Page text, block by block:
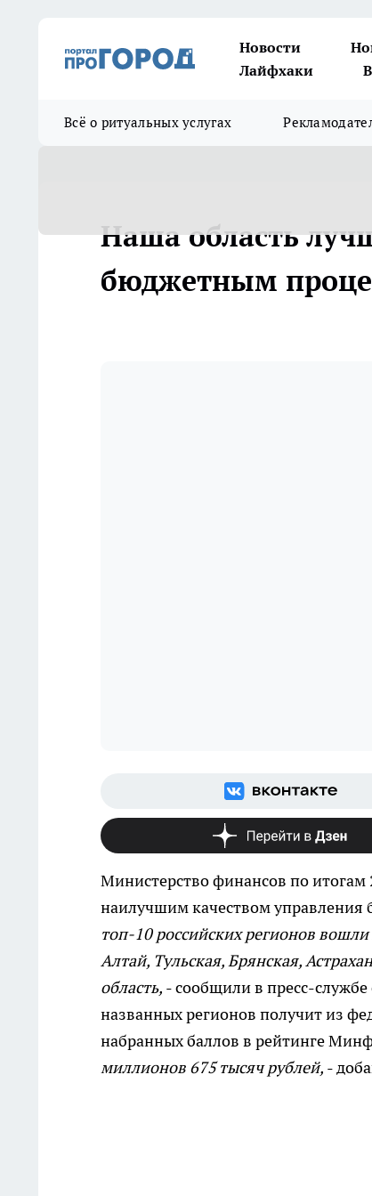
Новости
Лайфхаки
Всё о ритуальных услугах
Наша область
бюджетным
Министерство финансов по итогам
наилучшим качеством
топ-10 российских регионов
Алтай, Тульская, Брянская,
область, - сообщили в пресс-
названных регионов получит из
набранных баллов в рейтинге
миллионов 675 тысяч рублей, -